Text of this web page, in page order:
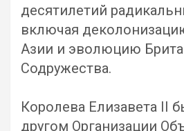
десятилетий
включая
Азии и эволюцию
Содружества.
Королева Елизавета II
другом Организации